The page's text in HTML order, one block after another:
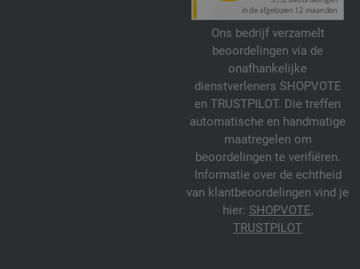
Ons bedrijf verzamelt
beoordelingen via de
onafhankelijke
dienstverleners SHOPVOTE
en TRUSTPILOT. Die treffen
automatische en handmatige
maatregelen om
beoordelingen te verifiëren.
Informatie over de echtheid
van klantbeoordelingen vind je
hier: SHOPVOTE,
TRUSTPILOT